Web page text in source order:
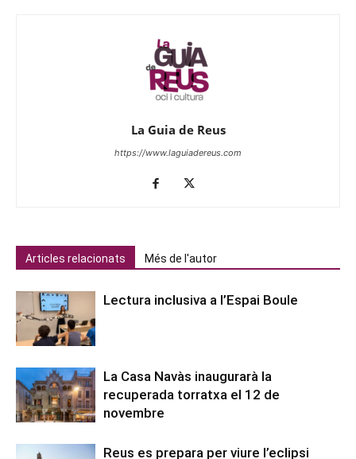
La Guia de Reus
https://www.laguiadereus.com
Articles relacionats Més de l'autor
Lectura inclusiva a l’Espai Boule
La Casa Navàs inaugurarà la
recuperada torratxa el 12 de
novembre
Reus es prepara per viure l’eclipsi